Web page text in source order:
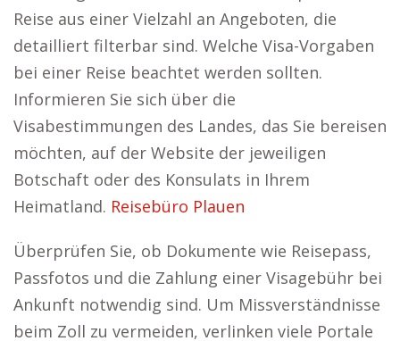
Reise aus einer Vielzahl an Angeboten, die
detailliert filterbar sind. Welche Visa-Vorgaben
bei einer Reise beachtet werden sollten.
Informieren Sie sich über die
Visabestimmungen des Landes, das Sie bereisen
möchten, auf der Website der jeweiligen
Botschaft oder des Konsulats in Ihrem
Heimatland. Reisebüro Plauen
Überprüfen Sie, ob Dokumente wie Reisepass,
Passfotos und die Zahlung einer Visagebühr bei
Ankunft notwendig sind. Um Missverständnisse
beim Zoll zu vermeiden, verlinken viele Portale